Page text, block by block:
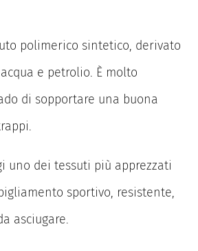
polimerico sintetico, derivato
e petrolio. È molto
di sopportare una buona
uno dei tessuti più apprezzati
sportivo, resistente,
asciugare.